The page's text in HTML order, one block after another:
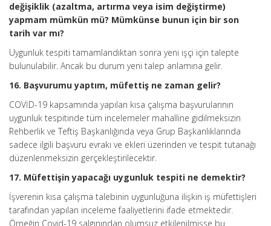
değişiklik (azaltma, artırma veya isim değiştirme)
yapmam mümkün mü? Mümkünse bunun için bir son
tarih var mı?
Uygunluk tespiti tamamlandıktan sonra yeni işçi için talepte
bulunulabilir. Ancak bu durum yeni talep anlamına gelir.
16. Başvurumu yaptım, müfettiş ne zaman gelir?
COVİD-19 kapsamında yapılan kısa çalışma başvurularının
uygunluk tespitinde tüm incelemeler mahalline gidilmeksizin
Rehberlik ve Teftiş Başkanlığında veya Grup Başkanlıklarında
sadece ilgili başvuru evrakı ve ekleri üzerinden ve tespit tutanağı
düzenlenmeksizin gerçekleştirilecektir.
17. Müfettişin yapacağı uygunluk tespiti ne demektir?
İşverenin kısa çalışma talebinin uygunluğuna ilişkin iş müfettişleri
tarafından yapılan inceleme faaliyetlerini ifade etmektedir.
Örneğin Covid-19 salgınından olumsuz etkilenilmişse bu